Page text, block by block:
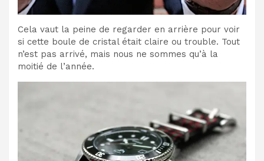
Cela vaut la peine de regarder en arrière pour voir
si cette boule de cristal était claire ou trouble. Tout
n’est pas arrivé, mais nous ne sommes qu’à la
moitié de l’année.